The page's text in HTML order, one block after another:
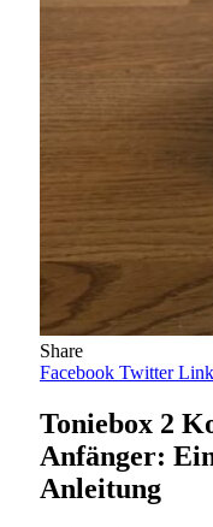
Share
Facebook Twitter
Toniebox 2
Anfänger:
Anleitung